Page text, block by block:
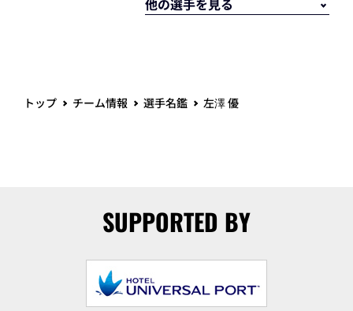
トップ チーム情報 選手名鑑 左澤 優
SUPPORTED BY